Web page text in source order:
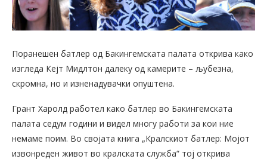
Поранешен батлер од Бакингемската палата открива како
изгледа Кејт Мидлтон далеку од камерите – љубезна,
скромна, но и изненадувачки опуштена.
Грант Харолд работел како батлер во Бакингемската
палата седум години и видел многу работи за кои ние
немаме поим. Во својата книга „Кралскиот батлер: Мојот
извонреден живот во кралската служба“ тој открива